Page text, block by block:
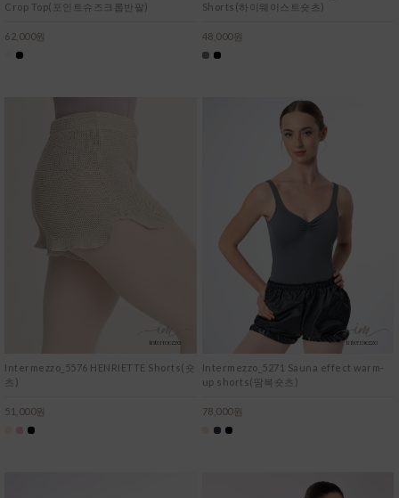
Crop Top(포인트슈즈크롭반팔)
62,000원
Shorts(하이웨이스트숏츠)
48,000원
Intermezzo_5576 HENRIETTE Shorts(숏
츠)
51,000원
Intermezzo_5271 Sauna effect warm-
up shorts(땀복숏츠)
78,000원